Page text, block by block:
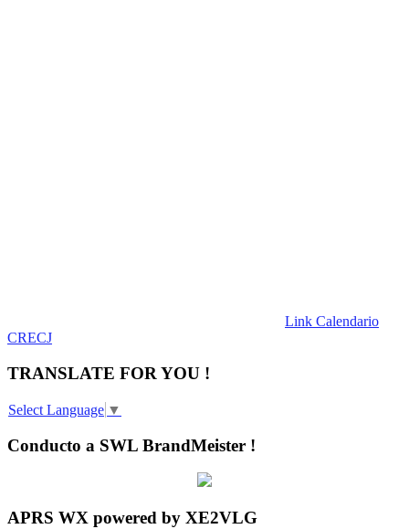
Link Calendario
CRECJ
TRANSLATE FOR YOU !
Select Language ▼
Conducto a SWL BrandMeister !
APRS WX powered by XE2VLG